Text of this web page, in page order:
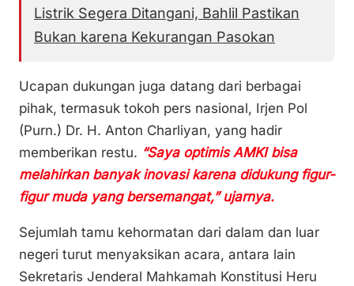
Listrik Segera Ditangani, Bahlil Pastikan
Bukan karena Kekurangan Pasokan
Ucapan dukungan juga datang dari berbagai
pihak, termasuk tokoh pers nasional, Irjen Pol
(Purn.) Dr. H. Anton Charliyan, yang hadir
memberikan restu. “Saya optimis AMKI bisa
melahirkan banyak inovasi karena didukung figur-
figur muda yang bersemangat,” ujarnya.
Sejumlah tamu kehormatan dari dalam dan luar
negeri turut menyaksikan acara, antara lain
Sekretaris Jenderal Mahkamah Konstitusi Heru